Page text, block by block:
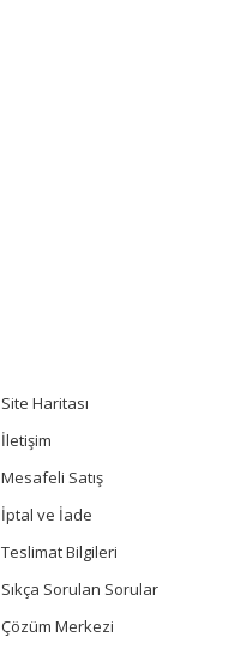
Site Haritası
İletişim
Mesafeli Satış
İptal ve İade
Teslimat Bilgileri
Sıkça Sorulan Sorular
Çözüm Merkezi